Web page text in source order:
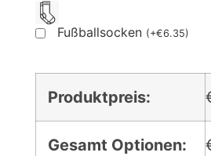
Fußballsocken (+€6.35)
Produktpreis:
Gesamt Optionen: